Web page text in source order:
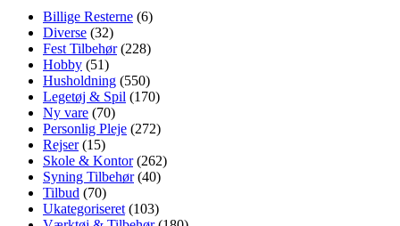
Billige Resterne (6)
Diverse (32)
Fest Tilbehør (228)
Hobby (51)
Husholdning (550)
Legetøj & Spil (170)
Ny vare (70)
Personlig Pleje (272)
Rejser (15)
Skole & Kontor (262)
Syning Tilbehør (40)
Tilbud (70)
Ukategoriseret (103)